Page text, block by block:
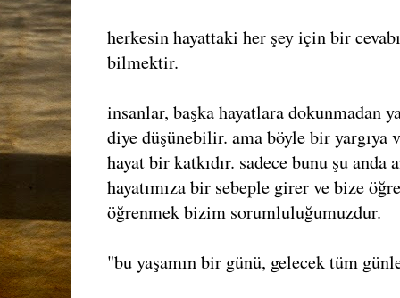
herkesin hayattaki her şey için bir
bilmektir.
insanlar, başka hayatlara dokunmadan
diye düşünebilir. ama böyle bir yargıya
hayat bir katkıdır. sadece bunu şu
hayatımıza bir sebeple girer ve bize
öğrenmek bizim sorumluluğumuzdur.
"bu yaşamın bir günü, gelecek tüm